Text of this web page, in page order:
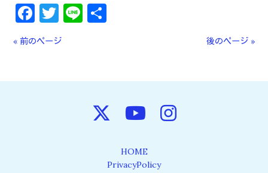
Facebook
Twitter
Line
« 前のページ 後のページ »
HOME
PrivacyPolicy